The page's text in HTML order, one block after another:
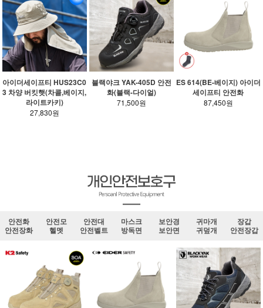
아이더세이프티 HUS23C0
3 차양 버킷햇(차콜,베이지,
라이트카키)
27,830원
블랙야크 YAK-405D 안전
화(블랙-다이얼)
71,500원
ES 614(BE-베이지) 아이더
세이프티 안전화
87,450원
안전화
안전장화
안전모
헬멧
안전대
안전벨트
마스크
방독면
보안경
보안면
귀마개
귀덮개
장갑
안전장갑